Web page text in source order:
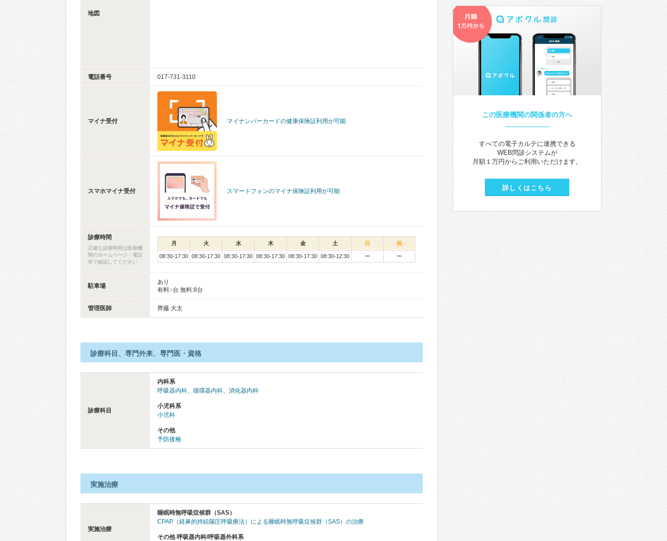
地図
電話番号 017-731-3110
マイナ受付 マイナンバーカードの健康保険証利用が可能
スマホマイナ受付 スマートフォンのマイナ保険証利用が可能
診療時間
正確な診療時間は医療機
関のホームページ・電話
等で確認してください
月 火 水 木 金 土 日 祝
08:30-17:30 08:30-17:30 08:30-17:30 08:30-17:30 08:30-17:30 08:30-12:30 ー ー
駐車場
あり
有料:-台 無料:8台
管理医師 齊藤 大太
診療科目、専門外来、専門医・資格
診療科目
内科系
呼吸器内科、 循環器内科、 消化器内科
小児科系
小児科
その他
予防接種
実施治療
実施治療
睡眠時無呼吸症候群（SAS）
CPAP（経鼻的持続陽圧呼吸療法）による睡眠時無呼吸症候群（SAS）の治療
その他 呼吸器内科/呼吸器外科系
この医療機関の関係者の方へ
すべての電子カルテに連携できる
WEB問診システムが
月額１万円からご利用いただけます。
詳しくはこちら